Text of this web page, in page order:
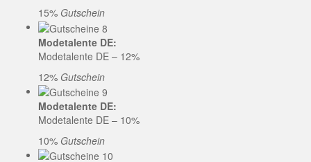
15% Gutschein
Modetalente DE:
Modetalente DE – 12%
12% Gutschein
Modetalente DE:
Modetalente DE – 10%
10% Gutschein